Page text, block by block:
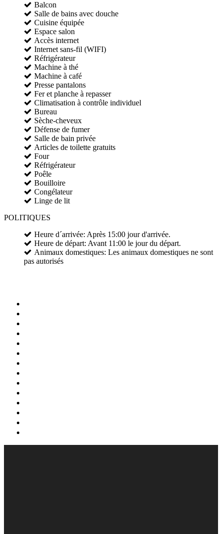
Balcon
Salle de bains avec douche
Cuisine équipée
Espace salon
Accès internet
Internet sans-fil (WIFI)
Réfrigérateur
Machine à thé
Machine à café
Presse pantalons
Fer et planche à repasser
Climatisation à contrôle individuel
Bureau
Sèche-cheveux
Défense de fumer
Salle de bain privée
Articles de toilette gratuits
Four
Réfrigérateur
Poêle
Bouilloire
Congélateur
Linge de lit
POLITIQUES
Heure d´arrivée: Après 15:00 jour d'arrivée.
Heure de départ: Avant 11:00 le jour du départ.
Animaux domestiques: Les animaux domestiques ne sont
pas autorisés